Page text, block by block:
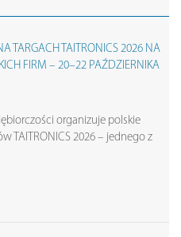
TARGACH TAITRONICS 2026 NA
FIRM – 20–22 PAŹDZIERNIKA
organizuje polskie
TAITRONICS 2026 – jednego z